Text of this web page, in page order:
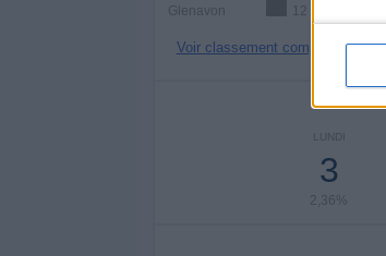
Glenavon
12 (9,45%)
Voir classement complet
LUNDI
3
2,36%